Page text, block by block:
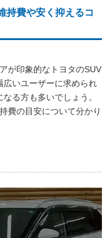
持費や安く抑えるコ
が印象的なトヨタのSUV
広いユーザーに求められ
る方も多いでしょう。
費の目安について分かり